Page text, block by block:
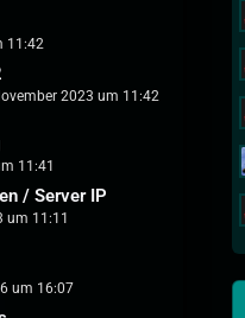
11:42
2023 um 11:42
11:41
/ Server IP
um 11:11
um 16:07